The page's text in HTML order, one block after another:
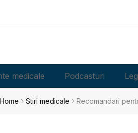
medicale Podcasturi
Home Stiri medicale Recomandari